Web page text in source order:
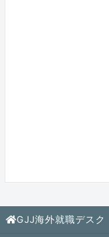
GJJ海外就職デスク